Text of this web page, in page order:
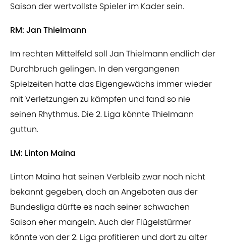
Saison der wertvollste Spieler im Kader sein.
RM: Jan Thielmann
Im rechten Mittelfeld soll Jan Thielmann endlich der
Durchbruch gelingen. In den vergangenen
Spielzeiten hatte das Eigengewächs immer wieder
mit Verletzungen zu kämpfen und fand so nie
seinen Rhythmus. Die 2. Liga könnte Thielmann
guttun.
LM: Linton Maina
Linton Maina hat seinen Verbleib zwar noch nicht
bekannt gegeben, doch an Angeboten aus der
Bundesliga dürfte es nach seiner schwachen
Saison eher mangeln. Auch der Flügelstürmer
könnte von der 2. Liga profitieren und dort zu alter